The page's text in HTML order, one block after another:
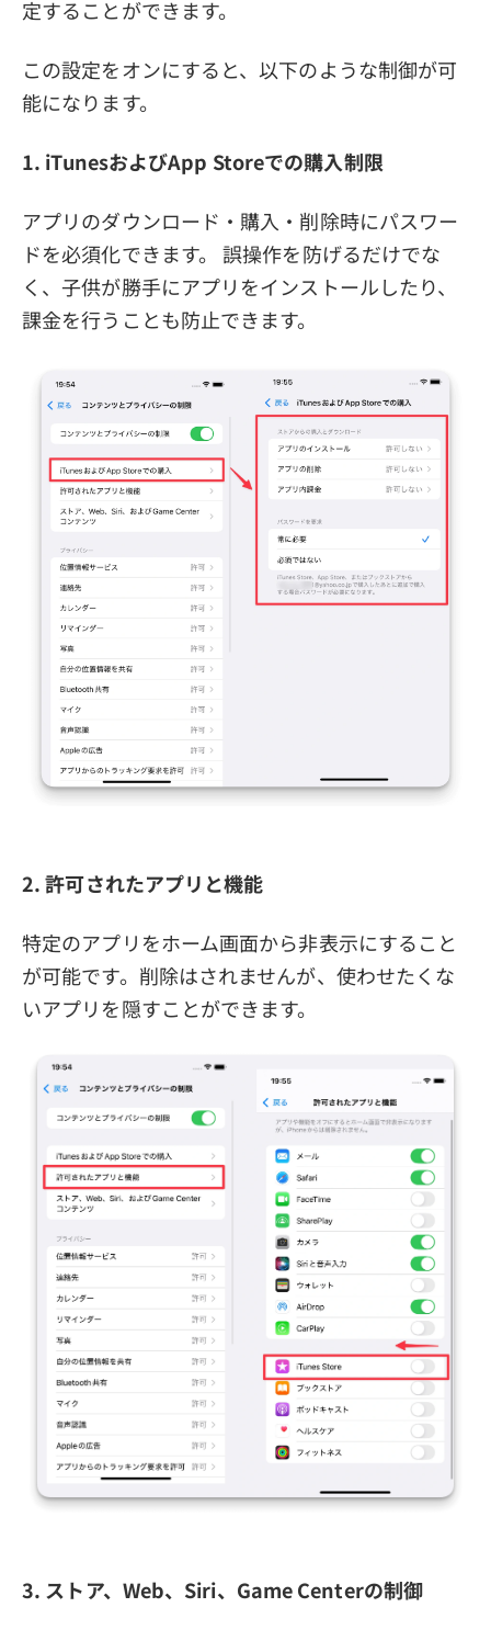
定することができます。
この設定をオンにすると、以下のような制御が可
能になります。
1. iTunesおよびApp Storeでの購入制限
アプリのダウンロード・購入・削除時にパスワー
ドを必須化できます。 誤操作を防げるだけでな
く、子供が勝手にアプリをインストールしたり、
課金を行うことも防止できます。
2. 許可されたアプリと機能
特定のアプリをホーム画面から非表示にすること
が可能です。削除はされませんが、使わせたくな
いアプリを隠すことができます。
3. ストア、Web、Siri、Game Centerの制御